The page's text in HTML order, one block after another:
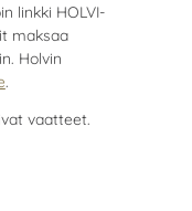
linkki HOLVI-
maksaa
Holvin
.
vaatteet.